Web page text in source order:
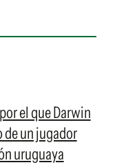
el que Darwin
de un jugador
uruguaya